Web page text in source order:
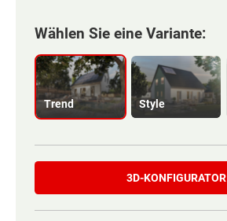
Wählen Sie eine Variante:
Trend Style
3D-KONFIGURATOR